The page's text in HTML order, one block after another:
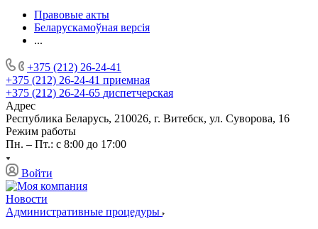
Правовые акты
Беларускамоўная версія
...
+375 (212) 26-24-41
+375 (212) 26-24-41 приемная
+375 (212) 26-24-65 диспетчерская
Адрес
Республика Беларусь, 210026, г. Витебск, ул. Суворова, 16
Режим работы
Пн. – Пт.: с 8:00 до 17:00
Войти
Новости
Административные процедуры